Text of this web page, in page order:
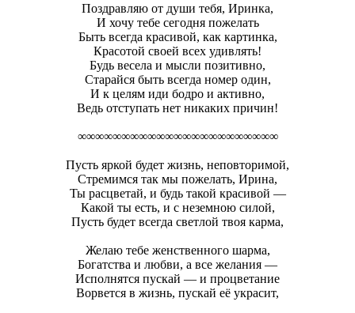
Поздравляю от души тебя, Иринка,
И хочу тебе сегодня пожелать
Быть всегда красивой, как картинка,
Красотой своей всех удивлять!
Будь весела и мысли позитивно,
Старайся быть всегда номер один,
И к целям иди бодро и активно,
Ведь отступать нет никаких причин!
∞∞∞∞∞∞∞∞∞∞∞∞∞∞∞∞∞∞∞∞∞∞∞
Пусть яркой будет жизнь, неповторимой,
Стремимся так мы пожелать, Ирина,
Ты расцветай, и будь такой красивой —
Какой ты есть, и с неземною силой,
Пусть будет всегда светлой твоя карма,
Желаю тебе женственного шарма,
Богатства и любви, а все желания —
Исполнятся пускай — и процветание
Ворвется в жизнь, пускай её украсит,